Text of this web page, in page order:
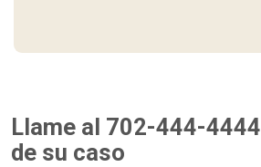
Llame al 702-444-4444
de su caso